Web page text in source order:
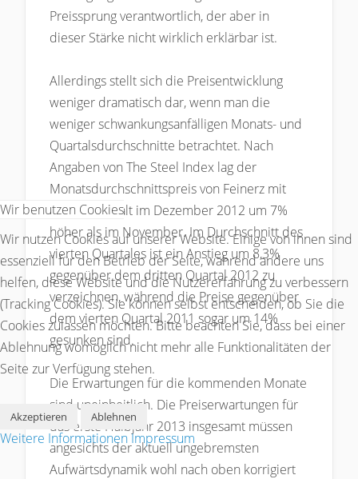
Preissprung verantwortlich, der aber in
dieser Stärke nicht wirklich erklärbar ist.
Allerdings stellt sich die Preisentwicklung
weniger dramatisch dar, wenn man die
weniger schwankungsanfälligen Monats- und
Quartalsdurchschnitte betrachtet. Nach
Angaben von The Steel Index lag der
Monatsdurchschnittspreis von Feinerz mit
62% Fe-Gehalt im Dezember 2012 um 7%
höher als im November. Im Durchschnitt des
vierten Quartales ist ein Anstieg um 8,3%
gegenüber dem dritten Quartal 2012 zu
verzeichnen, während die Preise gegenüber
dem vierten Quartal 2011 sogar um 14%
gesunken sind.
Die Erwartungen für die kommenden Monate
sind uneinheitlich. Die Preiserwartungen für
das erste Halbjahr 2013 insgesamt müssen
angesichts der aktuell ungebremsten
Aufwärtsdynamik wohl nach oben korrigiert
Wir benutzen Cookies
Wir nutzen Cookies auf unserer Website. Einige von ihnen sind
essenziell für den Betrieb der Seite, während andere uns
helfen, diese Website und die Nutzererfahrung zu verbessern
(Tracking Cookies). Sie können selbst entscheiden, ob Sie die
Cookies zulassen möchten. Bitte beachten Sie, dass bei einer
Ablehnung womöglich nicht mehr alle Funktionalitäten der
Seite zur Verfügung stehen.
Akzeptieren Ablehnen
Weitere InformationenImpressum